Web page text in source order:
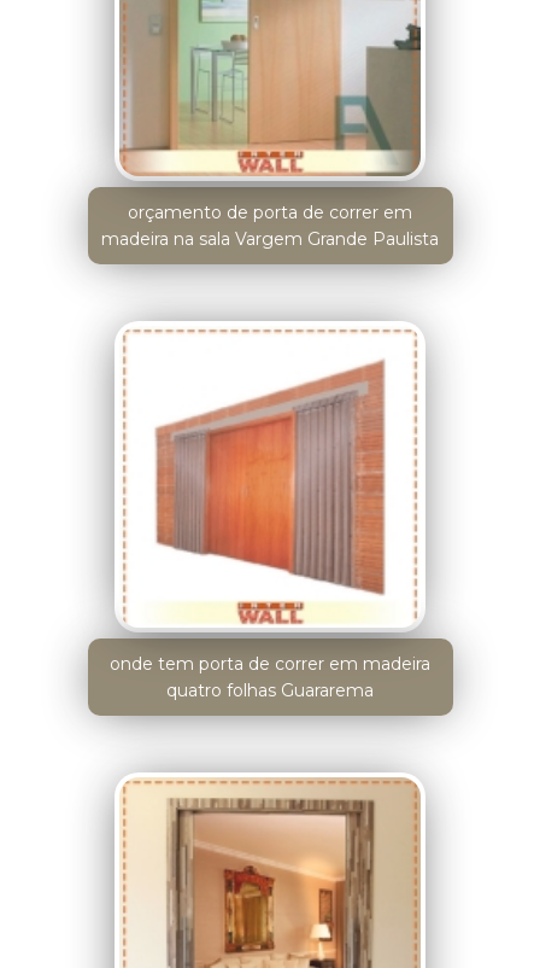
orçamento de porta de correr em
madeira na sala Vargem Grande Paulista
onde tem porta de correr em madeira
quatro folhas Guararema